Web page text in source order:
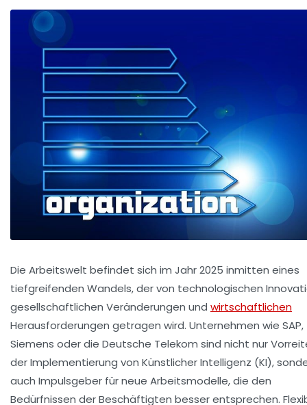
Die Arbeitswelt befindet sich im Jahr 2025 inmitten eines
tiefgreifenden Wandels, der von technologischen
gesellschaftlichen Veränderungen und wirtschaftlichen
Herausforderungen getragen wird. Unternehmen wie SAP,
Siemens oder die Deutsche Telekom sind nicht nur
der Implementierung von Künstlicher Intelligenz (KI),
auch Impulsgeber für neue Arbeitsmodelle, die den
Bedürfnissen der Beschäftigten besser entsprechen.